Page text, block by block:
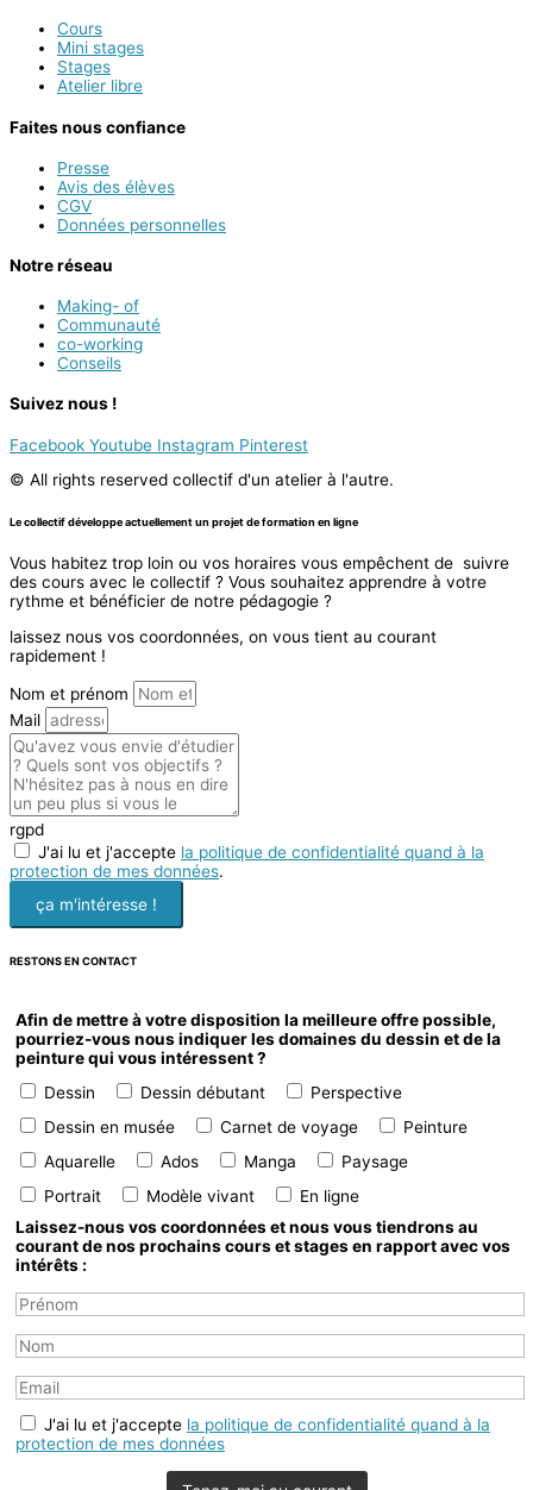
Cours
Mini stages
Stages
Atelier libre
Faites nous confiance
Presse
Avis des élèves
CGV
Données personnelles
Notre réseau
Making- of
Communauté
co-working
Conseils
Suivez nous !
Facebook Youtube Instagram Pinterest
© All rights reserved collectif d'un atelier à l'autre.
Le collectif développe actuellement un projet de formation en ligne
Vous habitez trop loin ou vos horaires vous empêchent de suivre
des cours avec le collectif ? Vous souhaitez apprendre à votre
rythme et bénéficier de notre pédagogie ?
laissez nous vos coordonnées, on vous tient au courant
rapidement !
Nom et prénom
Mail
rgpd
J'ai lu et j'accepte la politique de confidentialité quand à la
protection de mes données.
ça m'intéresse !
RESTONS EN CONTACT
Afin de mettre à votre disposition la meilleure offre possible,
pourriez-vous nous indiquer les domaines du dessin et de la
peinture qui vous intéressent ?
Dessin
Dessin débutant
Perspective
Dessin en musée
Carnet de voyage
Peinture
Aquarelle
Ados Manga
Paysage
Portrait
Modèle vivant
En ligne
Laissez-nous vos coordonnées et nous vous tiendrons au
courant de nos prochains cours et stages en rapport avec vos
intérêts :
J'ai lu et j'accepte la politique de confidentialité quand à la
protection de mes données